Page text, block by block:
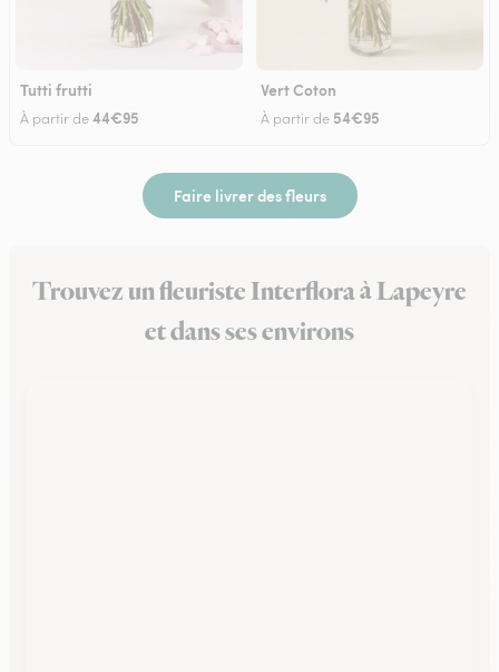
Tutti frutti
À partir de44€95
Vert Coton
À partir de 54€95
Faire livrer des fleurs
Trouvez un fleuriste Interflora à Lapeyre
et dans ses environs